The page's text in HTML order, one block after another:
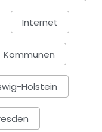
Internet
Kommunen
Holstein